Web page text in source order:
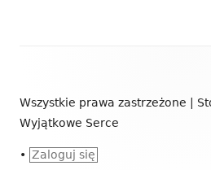
stopki
Wszystkie prawa zastrzeżone |
Wyjątkowe Serce
• Zaloguj się